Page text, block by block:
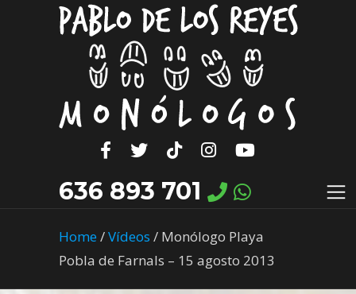
636 893 701
Home/Vídeos / Monólogo Playa
Pobla de Farnals – 15 agosto 2013